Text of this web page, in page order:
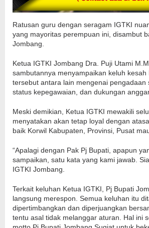
Ratusan guru dengan seragam IGTKI
yang mayoritas perempuan ini, disambut
Jombang.
Ketua IGTKI Jombang Dra. Puji Utami
sambutannya menyampaikan keluh kesah
tersebut antara lain mengenai pengadaan
status kepegawaian, dan dukungan
Meski demikian, Ketua IGTKI mewakili
menyatakan akan tetap loyal dengan
baik Korwil Kabupaten, Provinsi, Pusat
“Apalagi dengan Pak Pj Bupati, apapun
sampaikan, satu kata yang kami jawab.
IGTKI Jombang.
Terkait keluhan Ketua IGTKI, Pj Bupati
langsung merespon. Semua keluhan itu
dipertimbangkan dan diperjuangkan
tentu asal tidak melanggar aturan. Hal ini